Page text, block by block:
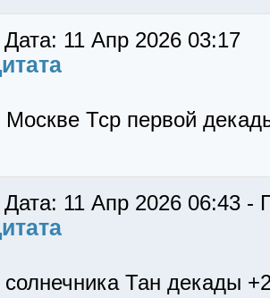
Дата: 11 Апр 2026 03:17
Москве Тср первой
Дата: 11 Апр 2026 06:43 -
Тан декады